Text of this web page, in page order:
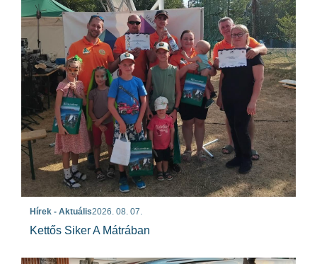
Hírek - Aktuális2026. 08. 07.
Kettős Siker A Mátrában